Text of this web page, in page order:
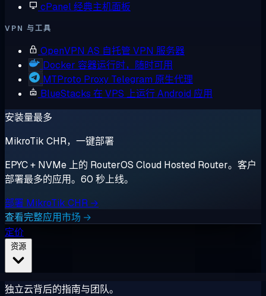
cPanel经典主机面板
VPN 与工具
OpenVPN AS 自托管 VPN 服务器
Docker 容器运行时，随时可用
MTProto Proxy Telegram 原生代理
BlueStacks 在 VPS 上运行 Android 应用
安装量最多
MikroTik CHR，一键部署
EPYC + NVMe 上的 RouterOS Cloud Hosted Router。客户
部署最多的应用。60 秒上线。
部署 MikroTik CHR →
查看完整应用市场 →
定价
独立云背后的指南与团队。